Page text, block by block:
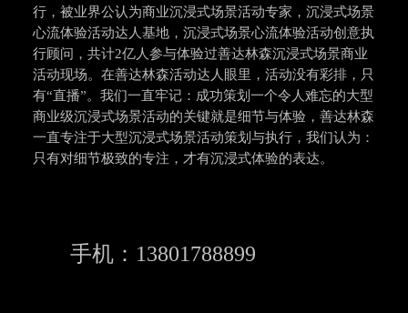
行，被业界公认为商业沉浸式场景活动专家，沉浸式场景
心流体验活动达人基地，沉浸式场景心流体验活动创意执
行顾问，共计2亿人参与体验过善达林森沉浸式场景商业
活动现场。在善达林森活动达人眼里，活动没有彩排，只
有“直播”。我们一直牢记：成功策划一个令人难忘的大型
商业级沉浸式场景活动的关键就是细节与体验，善达林森
一直专注于大型沉浸式场景活动策划与执行，我们认为：
只有对细节极致的专注，才有沉浸式体验的表达。
手机：13801788899